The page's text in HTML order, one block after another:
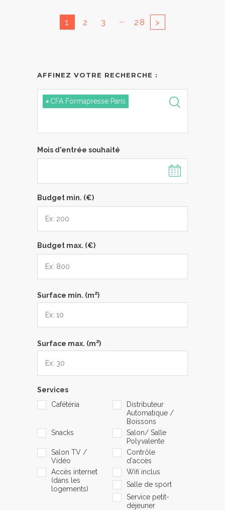
1 2 3 ... 28 >
AFFINEZ VOTRE RECHERCHE :
× CFA Formapresse Paris
Mois d'entrée souhaité
Budget min. (€)
Budget max. (€)
Surface min. (m2)
Surface max. (m2)
Services
Cafétéria
Distributeur
Automatique /
Boissons
Snacks
Salon/ Salle
Polyvalente
Salon TV /
Vidéo
Contrôle
d'accès
Accès internet
(dans les
logements)
Wifi inclus
Salle de sport
Service petit-
déjeuner